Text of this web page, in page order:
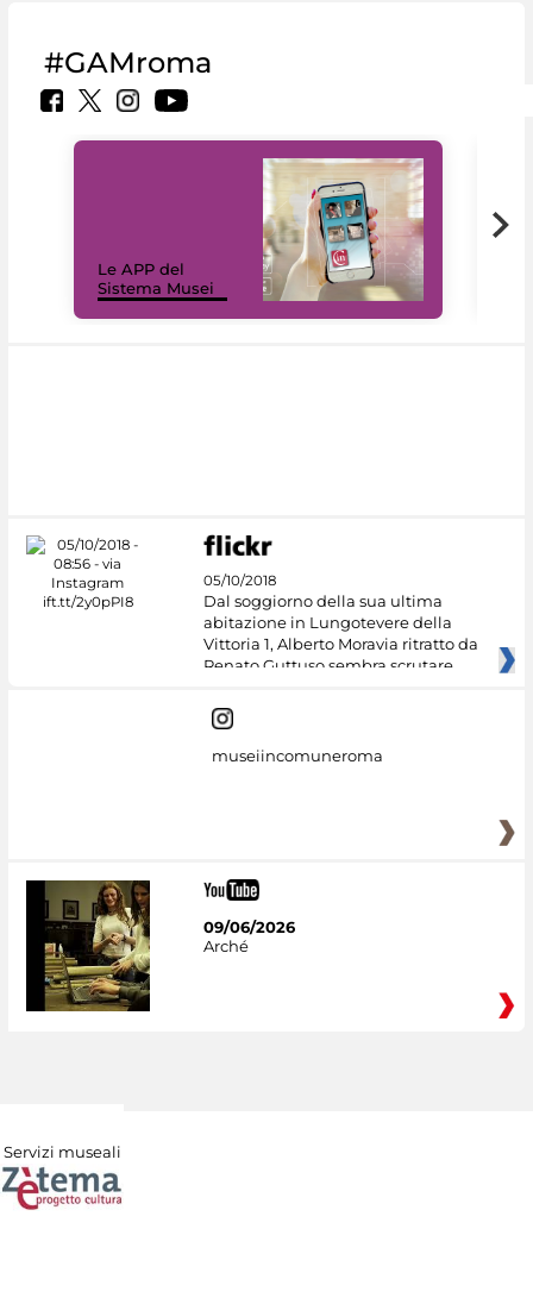
#GAMroma
Le APP del
Sistema Musei
05/10/2018
Dal soggiorno della sua ultima
abitazione in Lungotevere della
Vittoria 1, Alberto Moravia ritratto da
Renato Guttuso sembra scrutare
museiincomuneroma
09/06/2026
Arché
Servizi museali